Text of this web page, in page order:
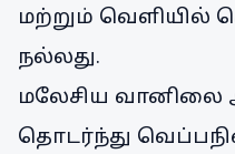
மற்றும் வெளியில்
நல்லது.
மலேசிய வானிலை
தொடர்ந்து